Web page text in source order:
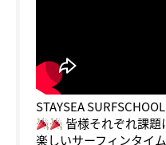
STAYSEA
皆様それぞれ課題
楽しいサーフィンタイ